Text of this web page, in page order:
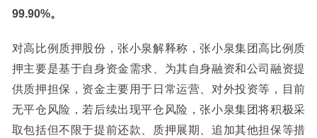
99.90%。
对高比例质押股份，张小泉解释称，张小泉集团高比例质
押主要是基于自身资金需求、为其自身融资和公司融资提
供质押担保，资金主要用于日常运营、对外投资等，目前
无平仓风险，若后续出现平仓风险，张小泉集团将积极采
取包括但不限于提前还款、质押展期、追加其他担保等措